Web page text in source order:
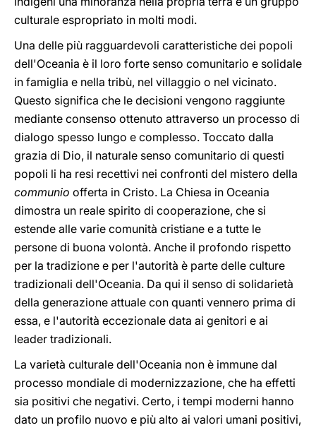
culturale espropriato in molti modi.
Una delle più ragguardevoli caratteristiche dei popoli
dell'Oceania è il loro forte senso comunitario e solidale
in famiglia e nella tribù, nel villaggio o nel vicinato.
Questo significa che le decisioni vengono raggiunte
mediante consenso ottenuto attraverso un processo di
dialogo spesso lungo e complesso. Toccato dalla
grazia di Dio, il naturale senso comunitario di questi
popoli li ha resi recettivi nei confronti del mistero della
communio offerta in Cristo. La Chiesa in Oceania
dimostra un reale spirito di cooperazione, che si
estende alle varie comunità cristiane e a tutte le
persone di buona volontà. Anche il profondo rispetto
per la tradizione e per l'autorità è parte delle culture
tradizionali dell'Oceania. Da qui il senso di solidarietà
della generazione attuale con quanti vennero prima di
essa, e l'autorità eccezionale data ai genitori e ai
leader tradizionali.
La varietà culturale dell'Oceania non è immune dal
processo mondiale di modernizzazione, che ha effetti
sia positivi che negativi. Certo, i tempi moderni hanno
dato un profilo nuovo e più alto ai valori umani positivi,